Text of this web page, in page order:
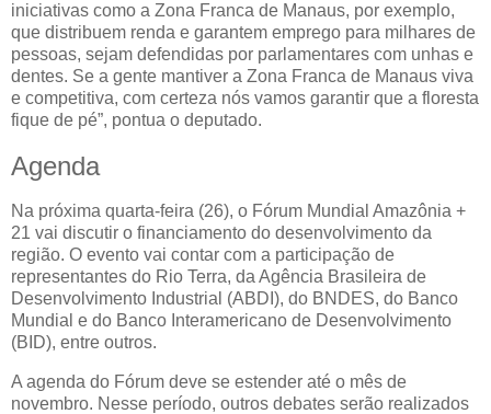
iniciativas como a Zona Franca de Manaus, por exemplo,
que distribuem renda e garantem emprego para milhares de
pessoas, sejam defendidas por parlamentares com unhas e
dentes. Se a gente mantiver a Zona Franca de Manaus viva
e competitiva, com certeza nós vamos garantir que a floresta
fique de pé”, pontua o deputado.
Agenda
Na próxima quarta-feira (26), o Fórum Mundial Amazônia +
21 vai discutir o financiamento do desenvolvimento da
região. O evento vai contar com a participação de
representantes do Rio Terra, da Agência Brasileira de
Desenvolvimento Industrial (ABDI), do BNDES, do Banco
Mundial e do Banco Interamericano de Desenvolvimento
(BID), entre outros.
A agenda do Fórum deve se estender até o mês de
novembro. Nesse período, outros debates serão realizados